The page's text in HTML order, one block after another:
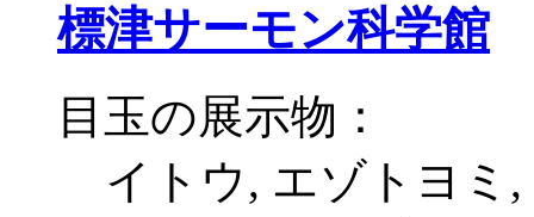
標津サーモン科学館
目玉の展示物：
イトウ, エゾトヨミ